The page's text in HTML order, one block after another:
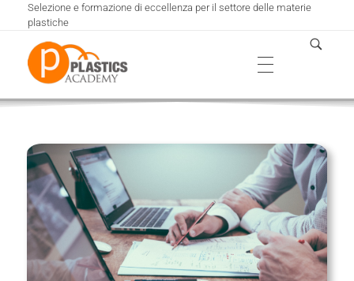
Selezione e formazione di eccellenza per il settore delle materie
plastiche
FORMAZIONE
Catalogo e Calendario corsi
VALUTAZIONE